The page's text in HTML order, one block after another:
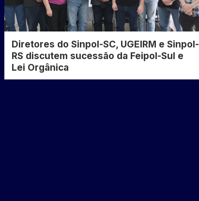
Diretores do Sinpol-SC, UGEIRM e Sinpol-
RS discutem sucessão da Feipol-Sul e
Lei Orgânica